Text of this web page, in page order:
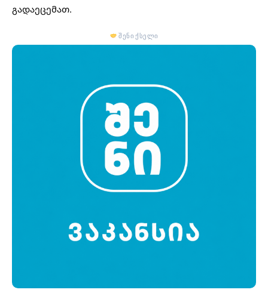
გადაეცემათ.
შენი ქსელი